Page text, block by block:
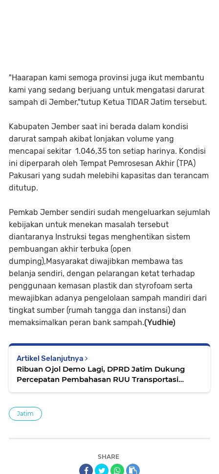
"Haarapan kami semoga provinsi juga ikut membantu
kami yang sedang berjuang untuk mengatasi darurat
sampah di Jember,"tutup Ketua TIDAR Jatim tersebut.
Kabupaten Jember saat ini berada dalam kondisi
darurat sampah akibat lonjakan volume yang
mencapai sekitar 1.046,35 ton setiap harinya. Kondisi
ini diperparah oleh Tempat Pemrosesan Akhir (TPA)
Pakusari yang sudah melebihi kapasitas dan terancam
ditutup.
Pemkab Jember sendiri sudah mengeluarkan sejumlah
kebijakan untuk menekan masalah tersebut
diantaranya Instruksi tegas menghentikan sistem
pembuangan akhir terbuka (open
dumping),Masyarakat diwajibkan membawa tas
belanja sendiri, dengan pelarangan ketat terhadap
penggunaan kemasan plastik dan styrofoam serta
mewajibkan adanya pengelolaan sampah mandiri dari
tingkat sumber (rumah tangga dan instansi) dan
memaksimalkan peran bank sampah.(Yudhie)
Artikel Selanjutnya
Ribuan Ojol Demo Lagi, DPRD Jatim Dukung
Percepatan Pembahasan RUU Transportasi
Jatim
SHARE